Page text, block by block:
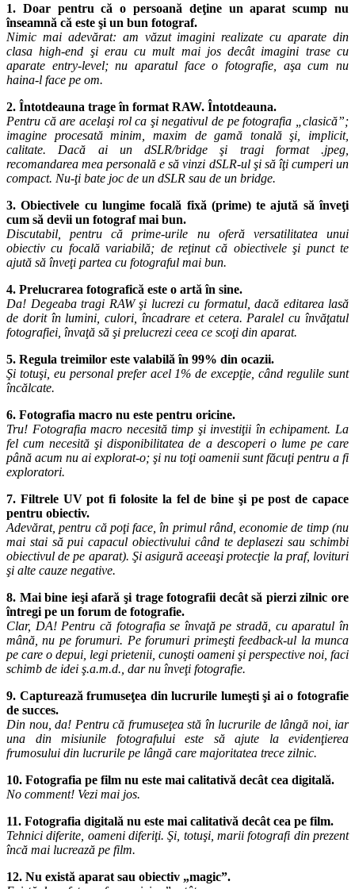
1. Doar pentru că o persoană deţine un aparat scump nu
înseamnă că este şi un bun fotograf.
Nimic mai adevărat: am văzut imagini realizate cu aparate din
clasa high-end şi erau cu mult mai jos decât imagini trase cu
aparate entry-level; nu aparatul face o fotografie, aşa cum nu
haina-l face pe om.
2. Întotdeauna trage în format RAW. Întotdeauna.
Pentru că are acelaşi rol ca şi negativul de pe fotografia „clasică”;
imagine procesată minim, maxim de gamă tonală şi, implicit,
calitate. Dacă ai un dSLR/bridge şi tragi format .jpeg,
recomandarea mea personală e să vinzi dSLR-ul şi să îţi cumperi un
compact. Nu-ţi bate joc de un dSLR sau de un bridge.
3. Obiectivele cu lungime focală fixă (prime) te ajută să înveţi
cum să devii un fotograf mai bun.
Discutabil, pentru că prime-urile nu oferă versatilitatea unui
obiectiv cu focală variabilă; de reţinut că obiectivele şi punct te
ajută să înveţi partea cu fotograful mai bun.
4. Prelucrarea fotografică este o artă în sine.
Da! Degeaba tragi RAW şi lucrezi cu formatul, dacă editarea lasă
de dorit în lumini, culori, încadrare et cetera. Paralel cu învăţatul
fotografiei, învaţă să şi prelucrezi ceea ce scoţi din aparat.
5. Regula treimilor este valabilă în 99% din ocazii.
Şi totuşi, eu personal prefer acel 1% de excepţie, când regulile sunt
încălcate.
6. Fotografia macro nu este pentru oricine.
Tru! Fotografia macro necesită timp şi investiţii în echipament. La
fel cum necesită şi disponibilitatea de a descoperi o lume pe care
până acum nu ai explorat-o; şi nu toţi oamenii sunt făcuţi pentru a fi
exploratori.
7. Filtrele UV pot fi folosite la fel de bine şi pe post de capace
pentru obiectiv.
Adevărat, pentru că poţi face, în primul rând, economie de timp (nu
mai stai să pui capacul obiectivului când te deplasezi sau schimbi
obiectivul de pe aparat). Şi asigură aceeaşi protecţie la praf, lovituri
şi alte cauze negative.
8. Mai bine ieşi afară şi trage fotografii decât să pierzi zilnic ore
întregi pe un forum de fotografie.
Clar, DA! Pentru că fotografia se învaţă pe stradă, cu aparatul în
mână, nu pe forumuri. Pe forumuri primeşti feedback-ul la munca
pe care o depui, legi prietenii, cunoşti oameni şi perspective noi, faci
schimb de idei ş.a.m.d., dar nu înveţi fotografie.
9. Capturează frumuseţea din lucrurile lumeşti şi ai o fotografie
de succes.
Din nou, da! Pentru că frumuseţea stă în lucrurile de lângă noi, iar
una din misiunile fotografului este să ajute la evidenţierea
frumosului din lucrurile pe lângă care majoritatea trece zilnic.
10. Fotografia pe film nu este mai calitativă decât cea digitală.
No comment! Vezi mai jos.
11. Fotografia digitală nu este mai calitativă decât cea pe film.
Tehnici diferite, oameni diferiţi. Şi, totuşi, marii fotografi din prezent
încă mai lucrează pe film.
12. Nu există aparat sau obiectiv „magic”.